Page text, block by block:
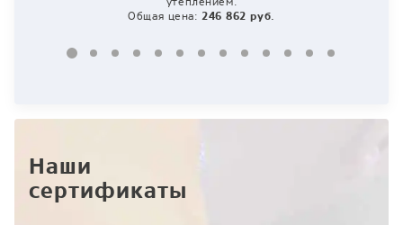
Общая цена: 246 862 руб.
195 085 руб.
102 759 руб.
258 308 руб.
231 352 руб.
172 878 руб.
394 168 руб.
319 136 руб.
238 784 руб.
122 316 руб.
175 602 руб.
246 862 руб.
Наши
сертификаты